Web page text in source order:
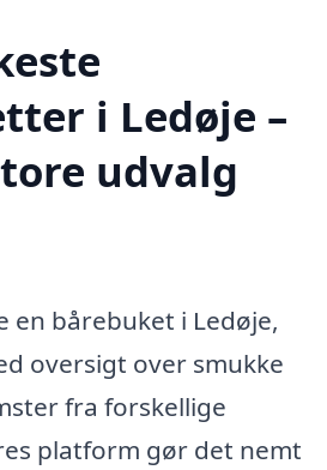
i Ledøje –
udvalg
en bårebuket i Ledøje,
oversigt over smukke
fra forskellige
platform gør det nemt